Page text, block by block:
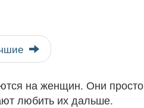
на женщин. Они просто
любить их дальше.